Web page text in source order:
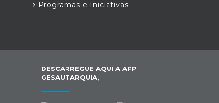
Programas e Iniciativas
DESCARREGUE AQUI A APP
GESAUTARQUIA,